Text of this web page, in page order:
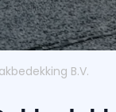
B.V.